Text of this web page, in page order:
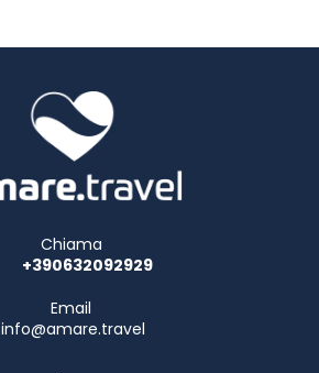
Chiama
+390632092929
Email
info@amare.travel